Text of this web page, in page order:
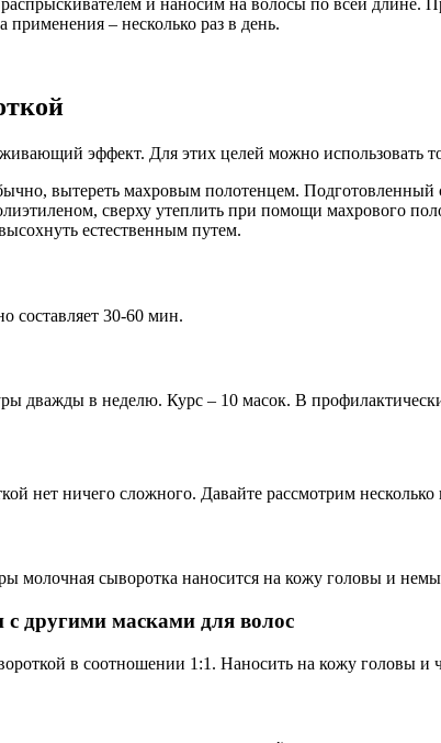
применения – несколько раз в день.
эффект. Для этих целей можно использовать
вытереть махровым полотенцем. Подготовленный
сверху утеплить при помощи махрового
естественным путем.
составляет 30-60 мин.
дважды в неделю. Курс – 10 масок. В
нет ничего сложного. Давайте рассмотрим несколько
молочная сыворотка наносится на кожу головы и
другими масками для волос
в соотношении 1:1. Наносить на кожу головы и